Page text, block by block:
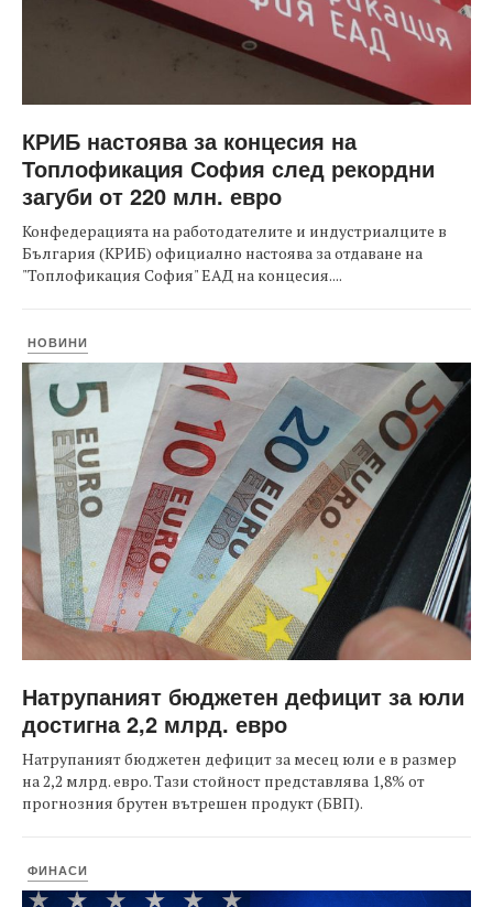
КРИБ настоява за концесия на
Топлофикация София след рекордни
загуби от 220 млн. евро
Конфедерацията на работодателите и индустриалците в
България (КРИБ) официално настоява за отдаване на
"Топлофикация София" ЕАД на концесия....
НОВИНИ
Натрупаният бюджетен дефицит за юли
достигна 2,2 млрд. евро
Натрупаният бюджетен дефицит за месец юли е в размер
на 2,2 млрд. евро. Тази стойност представлява 1,8% от
прогнозния брутен вътрешен продукт (БВП).
ФИНАСИ